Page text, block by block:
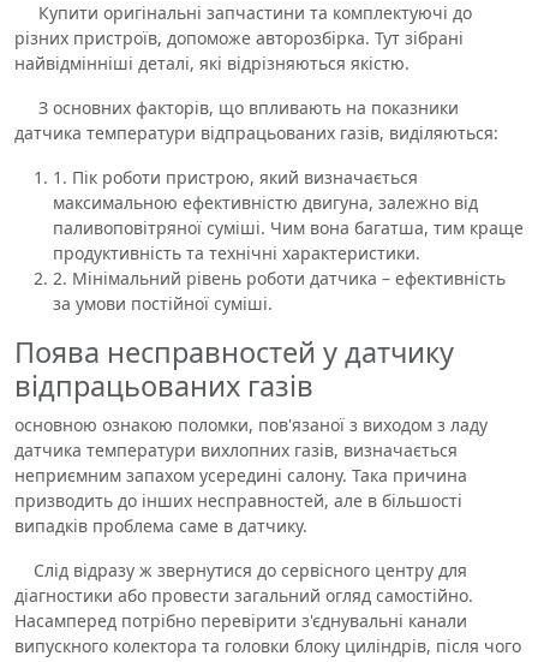
Купити оригінальні запчастини та комплектуючі до
різних пристроїв, допоможе авторозбірка. Тут зібрані
найвідмінніші деталі, які відрізняються якістю.
З основних факторів, що впливають на показники
датчика температури відпрацьованих газів, виділяються:
1. Пік роботи пристрою, який визначається
максимальною ефективністю двигуна, залежно від
паливоповітряної суміші. Чим вона багатша, тим краще
продуктивність та технічні характеристики.
2. Мінімальний рівень роботи датчика – ефективність
за умови постійної суміші.
Поява несправностей у датчику
відпрацьованих газів
основною ознакою поломки, пов'язаної з виходом з ладу
датчика температури вихлопних газів, визначається
неприємним запахом усередині салону. Така причина
призводить до інших несправностей, але в більшості
випадків проблема саме в датчику.
Слід відразу ж звернутися до сервісного центру для
діагностики або провести загальний огляд самостійно.
Насамперед потрібно перевірити з'єднувальні канали
випускного колектора та головки блоку циліндрів, після чого